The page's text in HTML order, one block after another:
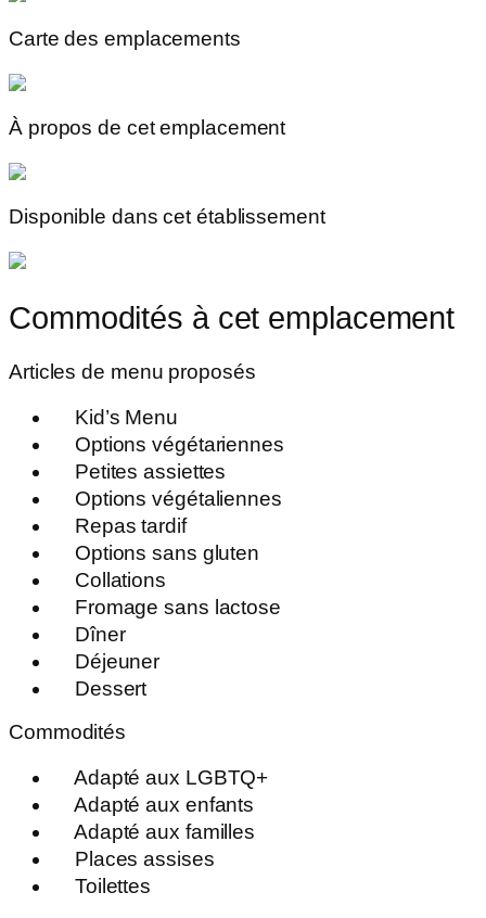
Carte des emplacements
À propos de cet emplacement
Disponible dans cet établissement
Commodités à cet emplacement
Articles de menu proposés
Kid’s Menu
Options végétariennes
Petites assiettes
Options végétaliennes
Repas tardif
Options sans gluten
Collations
Fromage sans lactose
Dîner
Déjeuner
Dessert
Commodités
Adapté aux LGBTQ+
Adapté aux enfants
Adapté aux familles
Places assises
Toilettes